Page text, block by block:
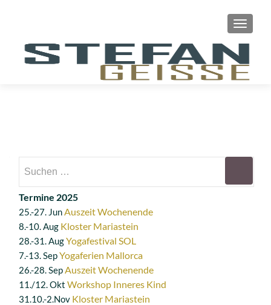
nach:
Termine 2025
25.-27. JunAuszeit Wochenende
8.-10. Aug Kloster Mariastein
28.-31. AugYogafestival SOL
7.-13. SepYogaferien Mallorca
26.-28. SepAuszeit Wochenende
11./12. Okt Workshop Inneres Kind
31.10.-2.Nov Kloster Mariastein